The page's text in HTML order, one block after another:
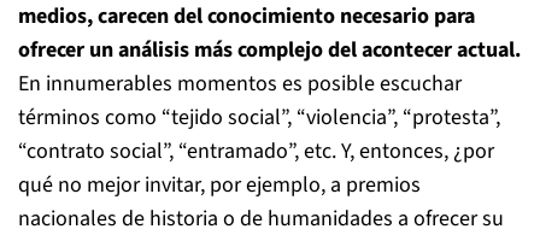
medios, carecen del conocimiento necesario para
ofrecer un análisis más complejo del acontecer actual.
En innumerables momentos es posible escuchar
términos como “tejido social”, “violencia”, “protesta”,
“contrato social”, “entramado”, etc. Y, entonces, ¿por
qué no mejor invitar, por ejemplo, a premios
nacionales de historia o de humanidades a ofrecer su